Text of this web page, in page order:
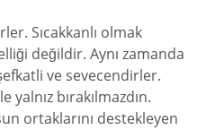
Sıcakkanlı olmak
değildir. Aynı zamanda
ve sevecendirler.
bırakılmazdın.
ortaklarını destekleyen